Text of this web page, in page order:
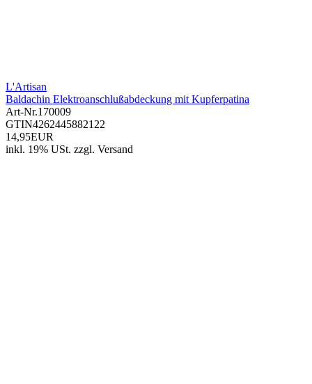
L'Artisan
Baldachin Elektroanschlußabdeckung mit Kupferpatina
Art-Nr.170009
GTIN4262445882122
14,95EUR
inkl. 19% USt. zzgl. Versand